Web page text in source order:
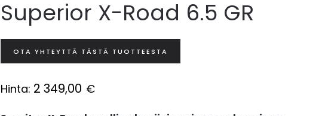
Superior X-Road 6.5 GR
OTA YHTEYTTÄ TÄSTÄ TUOTTEESTA
Hinta: 2 349,00 €